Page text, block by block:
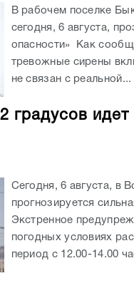
В рабочем поселке
сегодня, 6 августа,
опасности» Как
тревожные сирены
не связан с реальной...
идет
Сегодня, 6 августа, в
прогнозируется
Экстренное
погодных условиях
период с 12.00-14.00